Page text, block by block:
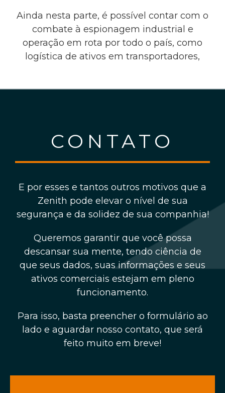
Ainda nesta parte, é possível contar com o
combate à espionagem industrial e
operação em rota por todo o país, como
logística de ativos em transportadores,
CONTATO
E por esses e tantos outros motivos que a
Zenith pode elevar o nível de sua
segurança e da solidez de sua companhia!
Queremos garantir que você possa
descansar sua mente, tendo ciência de
que seus dados, suas informações e seus
ativos comerciais estejam em pleno
funcionamento.
Para isso, basta preencher o formulário ao
lado e aguardar nosso contato, que será
feito muito em breve!